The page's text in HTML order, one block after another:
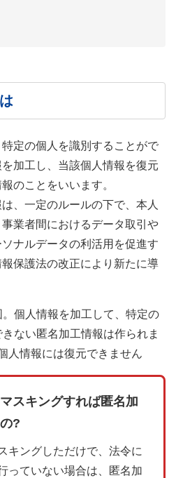
定の個人を識別することがで
加工し、当該個人情報を復元
のことをいいます。
、一定のルールの下で、本人
業者間におけるデータ取引や
ナルデータの利活用を促進す
保護法の改正により新たに導
スキングすれば匿名加
?
キングしただけで、法令に
っていない場合は、匿名加